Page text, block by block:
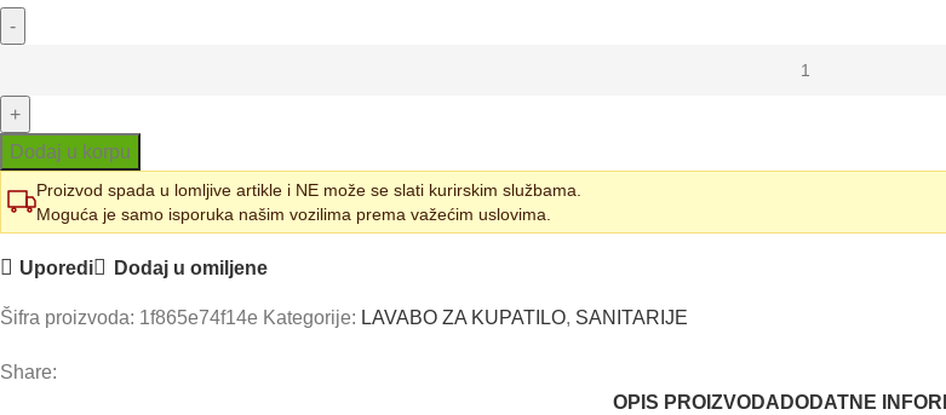
kupatilo
Isvea
Aqua
48x42
količina
Dodaj u korpu
Proizvod spada u lomljive artikle i NE može se slati kurirskim službama.
Moguća je samo isporuka našim vozilima prema važećim uslovima.
Uporedi Dodaj u omiljene
Šifra proizvoda: 1f865e74f14e Kategorije: LAVABO ZA KUPATILO, SANITARIJE
Share:
OPIS PROIZVODA DODATNE